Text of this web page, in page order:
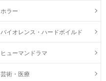
ホラー
バイオレンス・ハードボイルド
ヒューマンドラマ
芸術・医療